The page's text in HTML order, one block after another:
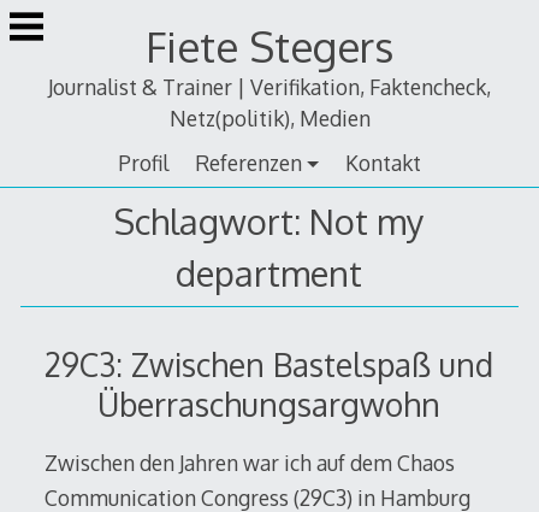
Zum
Inhalt
Fiete Stegers
Journalist & Trainer | Verifikation, Faktencheck,
Netz(politik), Medien
Profil
Referenzen Kontakt
Schlagwort: Not my
department
29C3: Zwischen Bastelspaß und
Überraschungsargwohn
Zwischen den Jahren war ich auf dem Chaos
Communication Congress (29C3) in Hamburg